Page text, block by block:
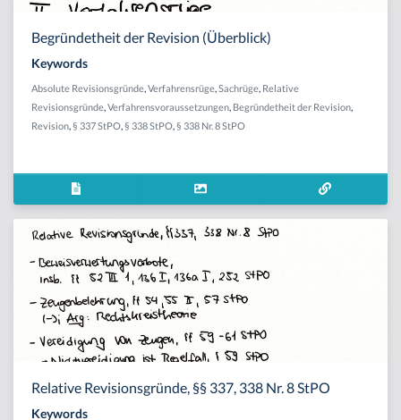
Begründetheit der Revision (Überblick)
Keywords
Absolute Revisionsgründe Verfahrensrüge Sachrüge Relative
Revisionsgründe Verfahrensvoraussetzungen Begründetheit der Revision
Revision § 337 StPO § 338 StPO § 338 Nr. 8 StPO
Relative Revisionsgründe, §§ 337, 338 Nr. 8 StPO
Keywords